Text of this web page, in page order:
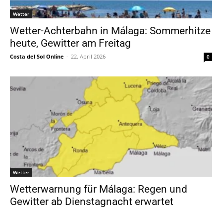
Wetter
Wetter-Achterbahn in Málaga: Sommerhitze
heute, Gewitter am Freitag
Costa del Sol Online - 22. April 2026 0
Wetter
Wetterwarnung für Málaga: Regen und
Gewitter ab Dienstagnacht erwartet